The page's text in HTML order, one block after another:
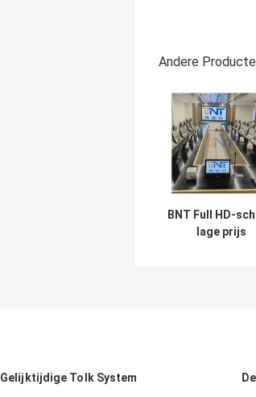
Andere
BNT Full HD-
lage prijs
Gelijktijdige Tolk System